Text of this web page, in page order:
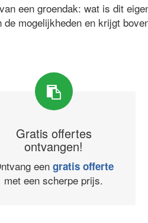
een groendak: wat is dit
mogelijkheden en krijgt
Gratis offertes
ontvangen!
eengratis offerte
met een scherpe prijs.